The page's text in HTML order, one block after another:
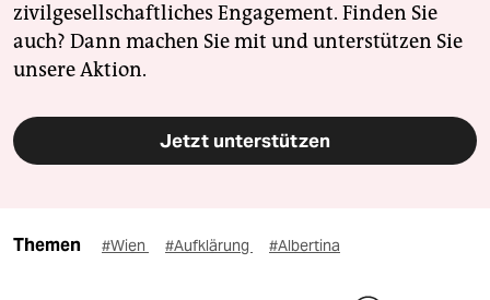
zivilgesellschaftliches Engagement. Finden Sie
auch? Dann machen Sie mit und unterstützen Sie
unsere Aktion.
Jetzt unterstützen
Themen #Wien #Aufklärung #Albertina